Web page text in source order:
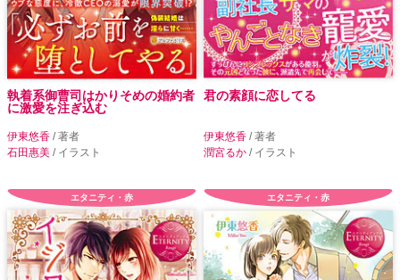
執着系御曹司はかりそめの婚約者
に激愛を注ぎ込む
伊東悠香 / 著者
石田惠美 / イラスト
君の素顔に恋してる
伊東悠香 / 著者
潤宮るか / イラスト
エタニティ・赤 エタニティ・赤